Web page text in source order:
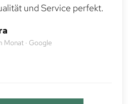
und Service perfekt.
Monat · Google